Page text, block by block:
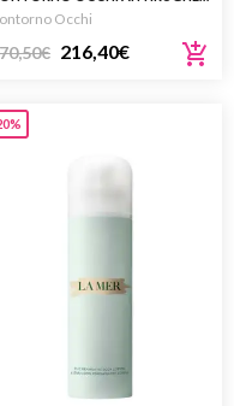
Occhi
€ 216,40€